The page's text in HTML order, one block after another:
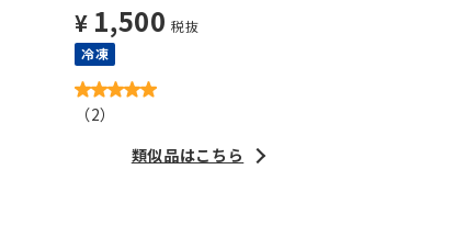
¥ 1,500 税抜
冷凍
（2）
類似品はこちら